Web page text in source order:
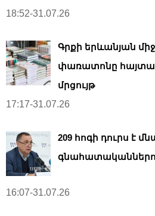
18:52-31.07.26
Գրքի երևանյան
փառատոնը
մրցույթ
17:17-31.07.26
209 հոգի դուրս է
16:07-31.07.26